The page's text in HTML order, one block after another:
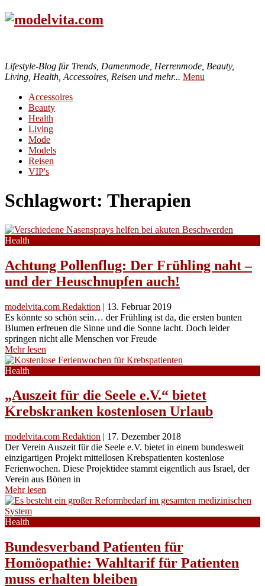
Lifestyle-Blog für Trends, Damenmode, Herrenmode, Beauty,
Living, Health, Accessoires, Reisen und mehr... Menu
Accessoires
Beauty
Health
Living
Mode
Models
Reisen
VIP's
Schlagwort: Therapien
Health
Achtung Pollenflug: Der Frühling naht –
und der Heuschnupfen auch!
modelvita.com Redaktion | 13. Februar 2019
Es könnte so schön sein… der Frühling ist da, die ersten bunten
Blumen erfreuen die Sinne und die Sonne lacht. Doch leider
springen nicht alle Menschen vor Freude
Mehr lesen
Health
„Auszeit für die Seele e.V.“ bietet
Krebskranken kostenlosen Urlaub
modelvita.com Redaktion | 17. Dezember 2018
Der Verein Auszeit für die Seele e.V. bietet in einem bundesweit
einzigartigen Projekt mittellosen Krebspatienten kostenlose
Ferienwochen. Diese Projektidee stammt eigentlich aus Israel, der
Verein aus Bönen in
Mehr lesen
Health
Bundesverband Patienten für
Homöopathie: Wahltarif für Patienten
muss erhalten bleiben